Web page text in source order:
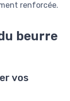
renforcée.
beurre
vos